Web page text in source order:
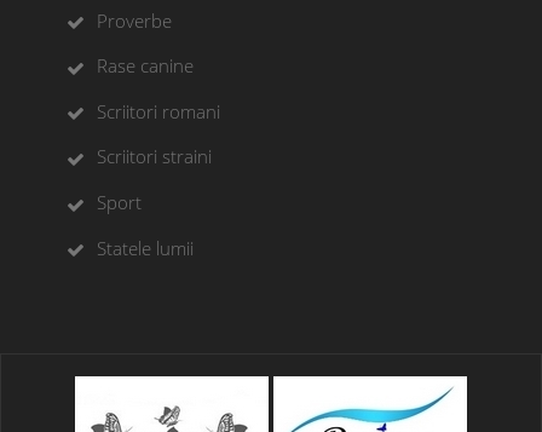
Proverbe
Rase canine
Scriitori romani
Scriitori straini
Sport
Statele lumii